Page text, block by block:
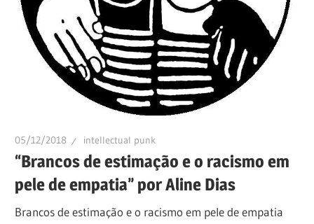
05/12/2018 intellectual punk
“Brancos de estimação e o racismo em
pele de empatia” por Aline Dias
Brancos de estimação e o racismo em pele de empatia